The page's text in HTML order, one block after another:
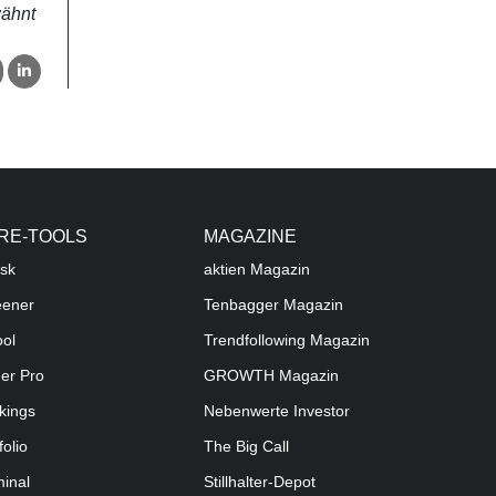
TOOLS
Pro
MAGAZINE
aktien Magazin
Tenbagger Magazin
Trendfollowing Magazin
GROWTH Magazin
Nebenwerte Investor
The Big Call
Stillhalter-Depot